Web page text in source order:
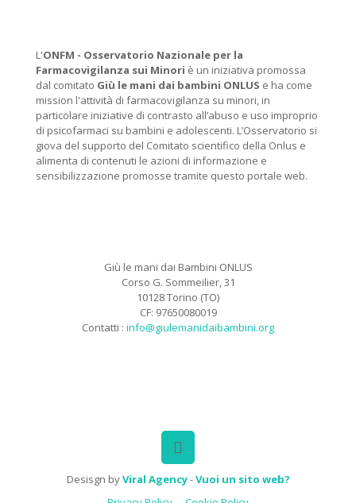
L'ONFM - Osservatorio Nazionale per la
Farmacovigilanza sui Minori è un iniziativa promossa
dal comitato Giù le mani dai bambini ONLUS e ha come
mission l'attività di farmacovigilanza su minori, in
particolare iniziative di contrasto all’abuso e uso improprio
di psicofarmaci su bambini e adolescenti. L’Osservatorio si
giova del supporto del Comitato scientifico della Onlus e
alimenta di contenuti le azioni di informazione e
sensibilizzazione promosse tramite questo portale web.
Giù le mani dai Bambini ONLUS
Corso G. Sommeilier, 31
10128 Torino (TO)
CF: 97650080019
Contatti : info@giulemanidaibambini.org
Desisgn byViral Agency-Vuoi un sito web?